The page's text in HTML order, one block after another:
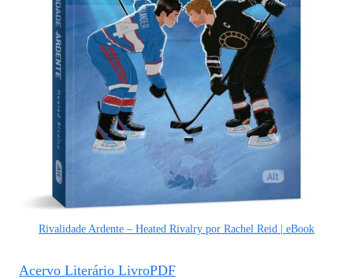
Rivalidade Ardente – Heated Rivalry por Rachel Reid | eBook
Acervo Literário LivroPDF